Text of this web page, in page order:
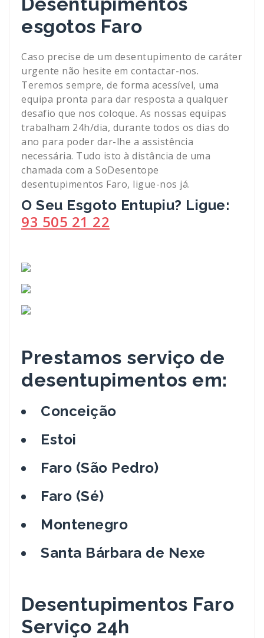
esgotos Faro
Caso precise de um desentupimento de caráter
urgente não hesite em contactar-nos.
Teremos sempre, de forma acessível, uma
equipa pronta para dar resposta a qualquer
desafio que nos coloque. As nossas equipas
trabalham 24h/dia, durante todos os dias do
ano para poder dar-lhe a assistência
necessária. Tudo isto à distância de uma
chamada com a SoDesentope
desentupimentos Faro, ligue-nos já.
O Seu Esgoto Entupiu? Ligue:
93 505 21 22
Prestamos serviço de
desentupimentos em:
Conceição
Estoi
Faro (São Pedro)
Faro (Sé)
Montenegro
Santa Bárbara de Nexe
Desentupimentos Faro
Serviço 24h